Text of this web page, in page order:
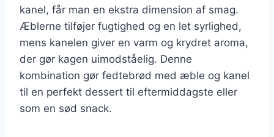
kanel, får man en ekstra dimension af smag.
Æblerne tilføjer fugtighed og en let syrlighed,
mens kanelen giver en varm og krydret aroma,
der gør kagen uimodståelig. Denne
kombination gør fedtebrød med æble og kanel
til en perfekt dessert til eftermiddagste eller
som en sød snack.